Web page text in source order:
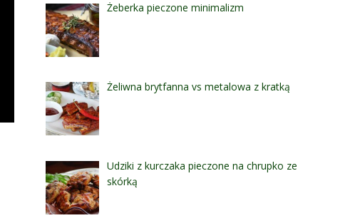
Żeberka pieczone minimalizm
Żeliwna brytfanna vs metalowa z kratką
Udziki z kurczaka pieczone na chrupko ze
skórką